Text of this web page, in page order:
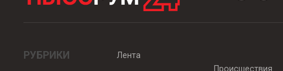
РУБРИКИ
Лента
Происшествия